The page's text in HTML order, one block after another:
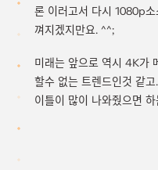
론 이러고서 다시 1080p
껴지겠지만요. ^^;
미래는 앞으로 역시 4K가
할수 없는 트렌드인것 같
이틀이 많이 나와줬으면